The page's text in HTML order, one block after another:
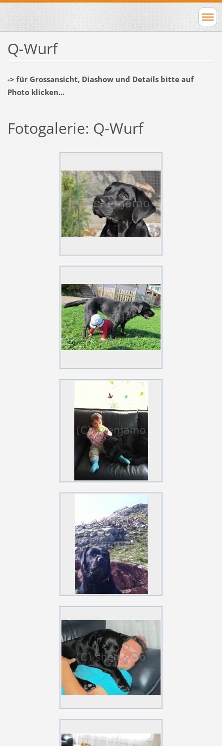
Q-Wurf
-> für Grossansicht, Diashow und Details bitte auf
Photo klicken...
Fotogalerie: Q-Wurf